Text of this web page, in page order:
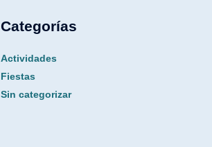
Categorías
Actividades
Fiestas
Sin categorizar